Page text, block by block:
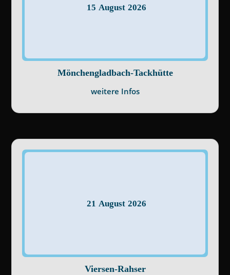
15 August 2026
Mönchengladbach-Tackhütte
weitere Infos
21 August 2026
Viersen-Rahser